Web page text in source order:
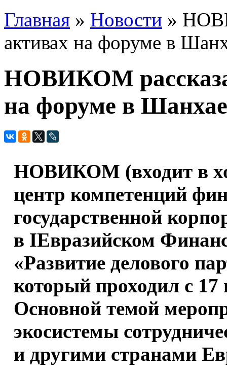
Вы здесь
Главная » Новости »
активах на форуме в
НОВИКОМ
на форуме в Шанхае
НОВИКОМ (входит в
центр компетенций
государственной
в IЕвразийском
«Развитие делового
который проходил с
Основной темой
экосистемы
и другими странами